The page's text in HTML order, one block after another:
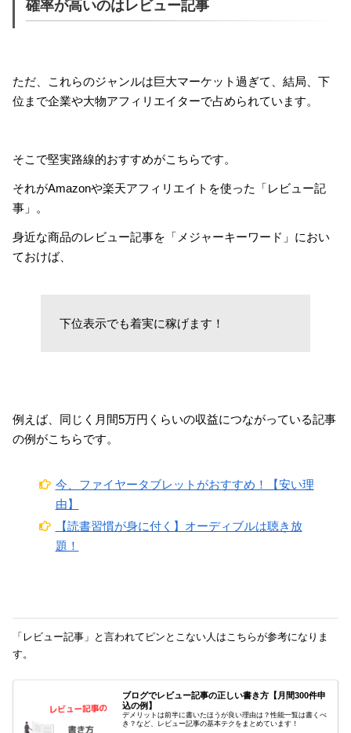
確率が高いのはレビュー記事
ただ、これらのジャンルは巨大マーケット過ぎて、結局、下
位まで企業や大物アフィリエイターで占められています。
そこで堅実路線的おすすめがこちらです。
それがAmazonや楽天アフィリエイトを使った「レビュー記
事」。
身近な商品のレビュー記事を「メジャーキーワード」におい
ておけば、
下位表示でも着実に稼げます！
例えば、同じく月間5万円くらいの収益につながっている記事
の例がこちらです。
今、ファイヤータブレットがおすすめ！【安い理
由】
【読書習慣が身に付く】オーディブルは聴き放
題！
「レビュー記事」と言われてピンとこない人はこちらが参考になりま
す。
ブログでレビュー記事の正しい書き方【月間300件申
込の例】
デメリットは前半に書いたほうが良い理由は？性能一覧は書くべ
き？など、レビュー記事の基本テクをまとめています！